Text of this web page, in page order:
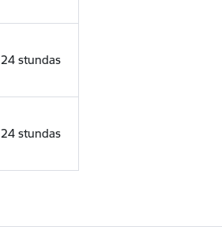
24 stundas
24 stundas